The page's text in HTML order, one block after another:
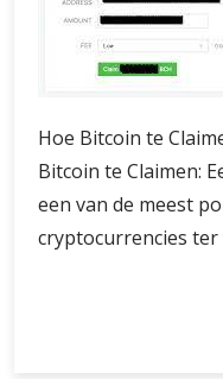
Hoe Bitcoin te
Bitcoin te Claimen:
een van de meest
cryptocurrencies ter